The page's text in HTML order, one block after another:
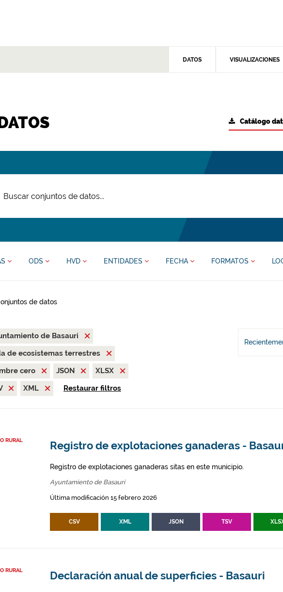
DATOS VISUALIZACIONES
Catálogo
ODS HVD ENTIDADES FECHA FORMATOS
de datos
de Basauri
de ecosistemas terrestres
cero
JSON
XLSX
XML Restaurar filtros
RURAL Registro de explotaciones ganaderas -
Registro de explotaciones ganaderas sitas en este municipio.
Ayuntamiento de Basauri
Última modificación 15 febrero 2026
CSV XML JSON TSV
RURAL Declaración anual de superficies - Basauri